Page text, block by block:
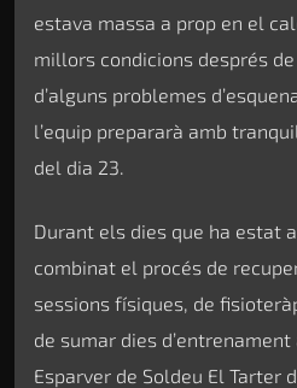
estava massa a prop en el
millors condicions després
d’alguns problemes
l’equip prepararà amb
del dia 23.
Durant els dies que ha estat
combinat el procés de
sessions físiques, de
de sumar dies
Esparver de Soldeu El Tarter